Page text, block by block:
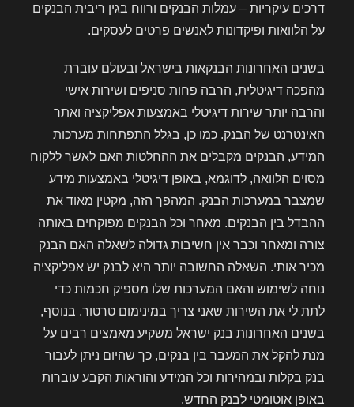
דרכים עיקריות – עמלות הבנקים ורווח בגין ריבית הבנקים
על הלוואות ופיקדונות לאנשים פרטים לעסקים.
בשנים האחרונות הבנקאות בישראל ובעולם עוברת
מהפכה דיגיטלית, הרבה פחות סניפים ושירות אישי
והרבה יותר שירות דיגיטלי באמצעות אפליקציה ואתר
האינטרנט של הבנק. כמו כן, בגלל התפתחות מערכות
המידע, הבנקים מקבלים את ההחלטות האם לאשר ללקוח
מסוים הלוואה, לדוגמא, באופן דיגיטלי באמצעות מידע
שמצבר במערכות הבנק. המהפך הזה, מקטין מאוד את
ההבדל בין הבנקים. מאחר וכל הבנקים מפוקחים באותה
צורה ומאחר וכבר אין חשיבות גדולה לשאלה האם הבנק
מכיר אותי. השאלה החשובה יותר היא לבנק יש אפליקציה
נוחה לשימוש והאם המערכות שלו מספיק חכמות כדי
לתת לי את השירות שאני צריך במינימום טרטור. בנוסף,
בשנים האחרונות בנק ישראל משקיע מאמצים רבים על
מנת להקל את המעבר בין בנקים, כך שהיום ניתן לעבור
בנק בקלות ובמהירות וכל המידע והוראות הקבע עוברות
באופן אוטומטי לבנק החדש.